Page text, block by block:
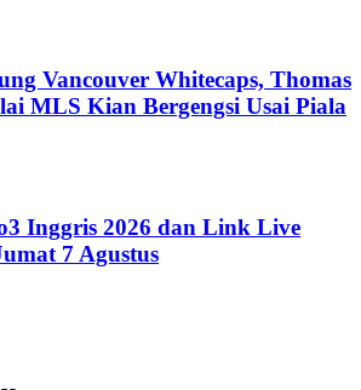
Vancouver Whitecaps, Thomas
MLS Kian Bergengsi Usai Piala
Inggris 2026 dan Link Live
7 Agustus